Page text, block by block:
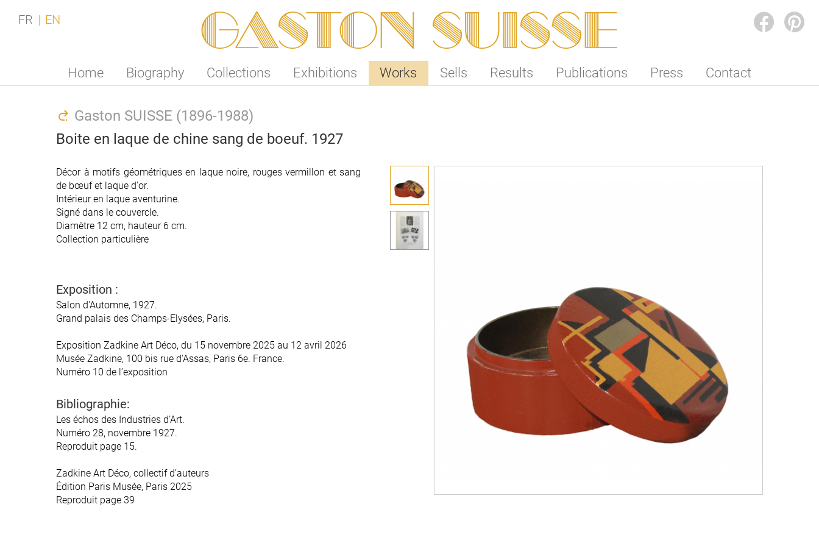
Gaston SUISSE
Home Biography Collections Exhibitions Works Sells Results Publications Press Contact
FR EN
Gaston SUISSE (1896-1988)
Boite en laque de chine sang de boeuf. 1927
Décor à motifs géométriques en laque noire, rouges vermillon et sang
de bœuf et laque d'or.
Intérieur en laque aventurine.
Signé dans le couvercle.
Diamètre 12 cm, hauteur 6 cm.
Collection particulière
Exposition :
Salon d'Automne, 1927.
Grand palais des Champs-Elysées, Paris.
Exposition Zadkine Art Déco, du 15 novembre 2025 au 12 avril 2026
Musée Zadkine, 100 bis rue d'Assas, Paris 6e. France.
Numéro 10 de l’exposition
Bibliographie:
Les échos des Industries d'Art.
Numéro 28, novembre 1927.
Reproduit page 15.
Zadkine Art Déco, collectif d’auteurs
Édition Paris Musée, Paris 2025
Reproduit page 39
Décor à motifs géométriques en laque noire, rouges vermillon et sang
de bœuf et laque d'or.
Intérieur en laque aventurine.
Signé dans le couvercle.
Diamètre 12 cm, hauteur 6 cm.
Collection particulière
Exposition :
Salon d'Automne, 1927.
Grand palais des Champs-Elysées, Paris.
Exposition Zadkine Art Déco, du 15 novembre 2025 au 12 avril 2026
Musée Zadkine, 100 bis rue d'Assas, Paris 6e. France.
Numéro 10 de l’exposition
Bibliographie:
Les échos des Industries d'Art.
Numéro 28, novembre 1927.
Reproduit page 15.
Zadkine Art Déco, collectif d’auteurs
Édition Paris Musée, Paris 2025
Reproduit page 39